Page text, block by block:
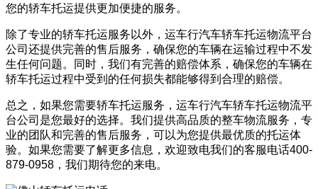
您的轿车托运提供更加便捷的服务。
除了专业的轿车托运服务以外，运车行汽车轿车托运物流平台
公司还提供完善的售后服务，确保您的车辆在运输过程中不发
生任何问题。同时，我们有完善的赔偿体系，确保您的车辆在
轿车托运过程中受到的任何损失都能够得到合理的赔偿。
总之，如果您需要轿车托运服务，运车行汽车轿车托运物流平
台公司是您最好的选择。我们提供高品质的整车物流服务，专
业的团队和完善的售后服务，可以为您提供最优质的托运体
验。如果您需要了解更多信息，欢迎致电我们的客服电话400-
879-0958，我们期待您的来电。